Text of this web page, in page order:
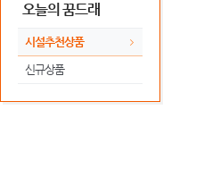
오늘의 꿈드래
시설추천상품
신규상품